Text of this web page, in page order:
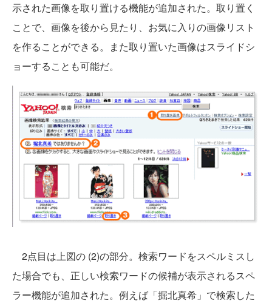
示された画像を取り置ける機能が追加された。取り置く
ことで、画像を後から見たり、お気に入りの画像リスト
を作ることができる。また取り置いた画像はスライドシ
ョーすることも可能だ。
2点目は上図の (2)の部分。検索ワードをスペルミスし
た場合でも、正しい検索ワードの候補が表示されるスペ
ラー機能が追加された。例えば「掘北真希」で検索した